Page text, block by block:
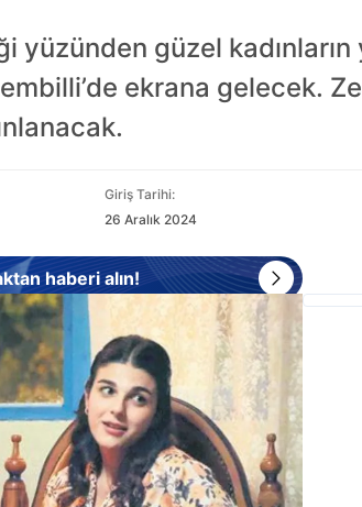
yüzünden güzel
ekrana gelecek.
Giriş Tarihi:
26 Aralık 2024
haberi alın!